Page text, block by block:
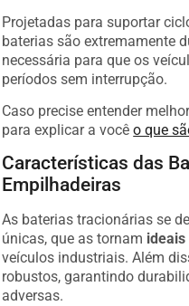
Projetadas para suportar
baterias são extremamente
necessária para que os
períodos sem interrupção.
Caso precise entender
para explicar a vocêo que
Características das
Empilhadeiras
As baterias tracionárias se
únicas, que as tornam
veículos industriais. Além
robustos, garantindo
adversas.